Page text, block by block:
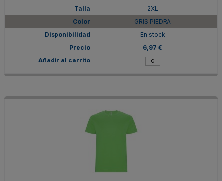
2XL
GRIS PIEDRA
En stock
6,97 €